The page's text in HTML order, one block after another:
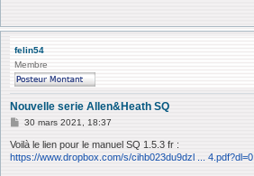
e
felin54
Membre
Nouvelle serie Allen&Heath SQ
M
s
s
a
30 mars 2021, 18:37
Voilà le lien pour le manuel SQ 1.5.3 fr :
https://www.dropbox.com/s/cihb023du9dzl ... 4.pdf?dl=0